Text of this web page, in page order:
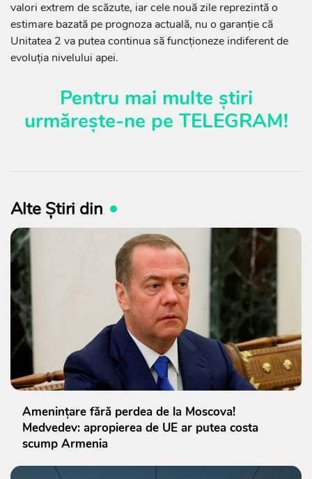
valori extrem de scăzute, iar cele nouă zile reprezintă o
estimare bazată pe prognoza actuală, nu o garanție că
Unitatea 2 va putea continua să funcționeze indiferent de
evoluția nivelului apei.
Pentru mai multe știri
urmărește-ne pe TELEGRAM!
Alte Știri din
Amenințare fără perdea de la Moscova!
Medvedev: apropierea de UE ar putea costa
scump Armenia